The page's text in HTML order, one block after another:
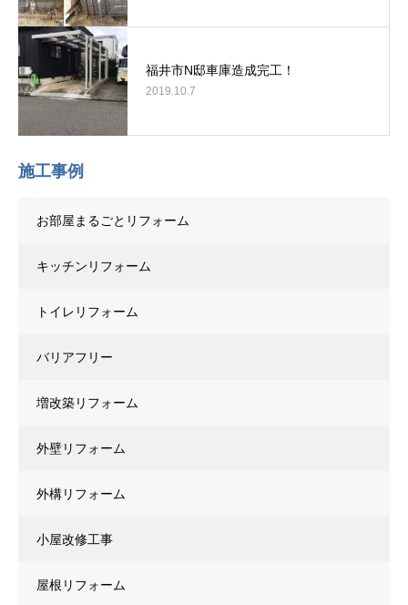
福井市N邸車庫造成完工！
2019.10.7
施工事例
お部屋まるごとリフォーム
キッチンリフォーム
トイレリフォーム
バリアフリー
増改築リフォーム
外壁リフォーム
外構リフォーム
小屋改修工事
屋根リフォーム